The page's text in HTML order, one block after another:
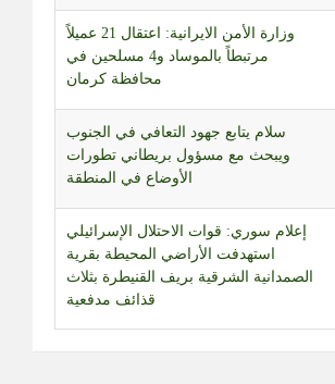
سلام يتابع جهود التعافي في الجنوب
ويبحث مع مسؤول بريطاني تطورات
الأوضاع في المنطقة
إعلام سوري: قوات الاحتلال الإسرائيلي
استهدفت الأراضي المحيطة بقرية
الصمدانية الشرقية بريف القنيطرة بثلاث
قذائف مدفعية
التطورات في كيان العدو.. قراءة في
المشهد مع محرر الشؤون العبرية حسن
حجازي
بالفيديو | أدخنة تتصاعد من أثار العدوان
الإسرائيلي على بلدة المنصوري